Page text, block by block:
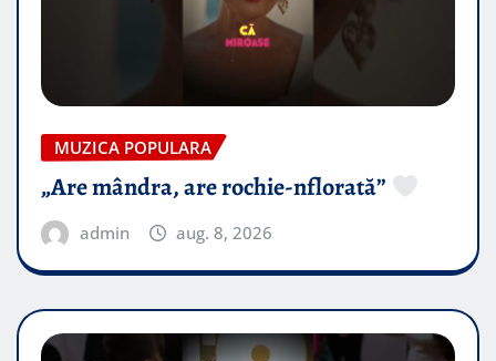
MUZICA POPULARA
„Are mândra, are rochie-nflorată”
admin aug. 8, 2026